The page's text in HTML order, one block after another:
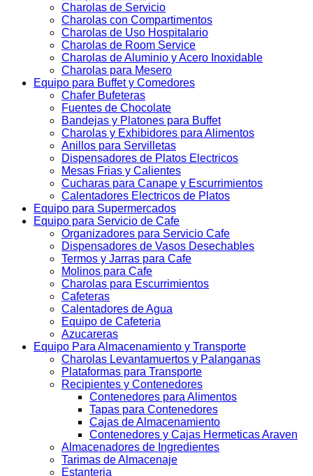
Charolas de Servicio
Charolas con Compartimentos
Charolas de Uso Hospitalario
Charolas de Room Service
Charolas de Aluminio y Acero Inoxidable
Charolas para Mesero
Equipo para Buffet y Comedores
Chafer Bufeteras
Fuentes de Chocolate
Bandejas y Platones para Buffet
Charolas y Exhibidores para Alimentos
Anillos para Servilletas
Dispensadores de Platos Electricos
Mesas Frias y Calientes
Cucharas para Canape y Escurrimientos
Calentadores Electricos de Platos
Equipo para Supermercados
Equipo para Servicio de Cafe
Organizadores para Servicio Cafe
Dispensadores de Vasos Desechables
Termos y Jarras para Cafe
Molinos para Cafe
Charolas para Escurrimientos
Cafeteras
Calentadores de Agua
Equipo de Cafeteria
Azucareras
Equipo Para Almacenamiento y Transporte
Charolas Levantamuertos y Palanganas
Plataformas para Transporte
Recipientes y Contenedores
Contenedores para Alimentos
Tapas para Contenedores
Cajas de Almacenamiento
Contenedores y Cajas Hermeticas Araven
Almacenadores de Ingredientes
Tarimas de Almacenaje
Estanteria